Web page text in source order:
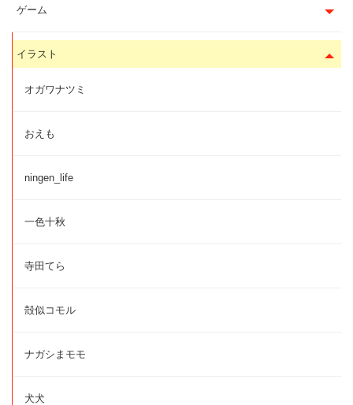
ゲーム
イラスト
オガワナツミ
おえも
ningen_life
一色十秋
寺田てら
殻似コモル
ナガシまモモ
犬犬